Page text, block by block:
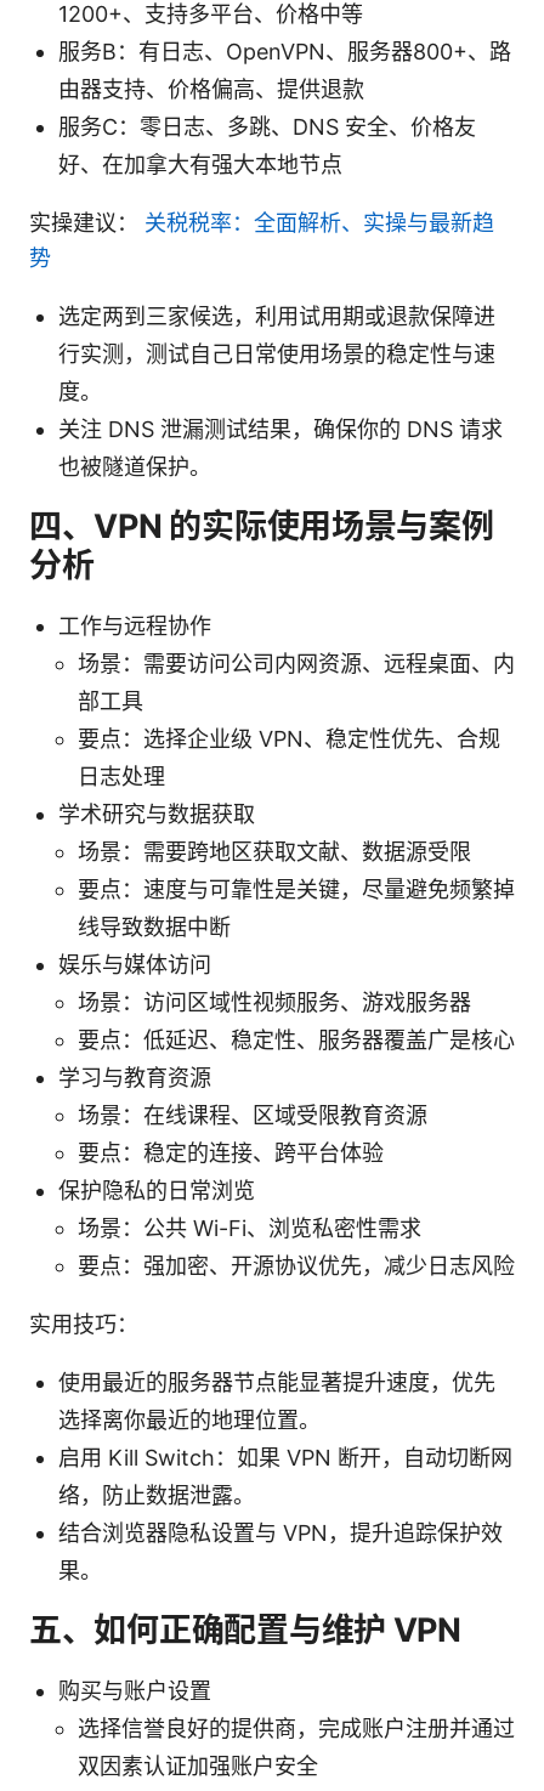
1200+、支持多平台、价格中等
服务B：有日志、OpenVPN、服务器800+、路
由器支持、价格偏高、提供退款
服务C：零日志、多跳、DNS 安全、价格友
好、在加拿大有强大本地节点
实操建议： 关税税率：全面解析、实操与最新趋
势
选定两到三家候选，利用试用期或退款保障进
行实测，测试自己日常使用场景的稳定性与速
度。
关注 DNS 泄漏测试结果，确保你的 DNS 请求
也被隧道保护。
四、VPN 的实际使用场景与案例
分析
工作与远程协作
场景：需要访问公司内网资源、远程桌面、内
部工具
要点：选择企业级 VPN、稳定性优先、合规
日志处理
学术研究与数据获取
场景：需要跨地区获取文献、数据源受限
要点：速度与可靠性是关键，尽量避免频繁掉
线导致数据中断
娱乐与媒体访问
场景：访问区域性视频服务、游戏服务器
要点：低延迟、稳定性、服务器覆盖广是核心
学习与教育资源
场景：在线课程、区域受限教育资源
要点：稳定的连接、跨平台体验
保护隐私的日常浏览
场景：公共 Wi-Fi、浏览私密性需求
要点：强加密、开源协议优先，减少日志风险
实用技巧：
使用最近的服务器节点能显著提升速度，优先
选择离你最近的地理位置。
启用 Kill Switch：如果 VPN 断开，自动切断网
络，防止数据泄露。
结合浏览器隐私设置与 VPN，提升追踪保护效
果。
五、如何正确配置与维护 VPN
购买与账户设置
选择信誉良好的提供商，完成账户注册并通过
双因素认证加强账户安全